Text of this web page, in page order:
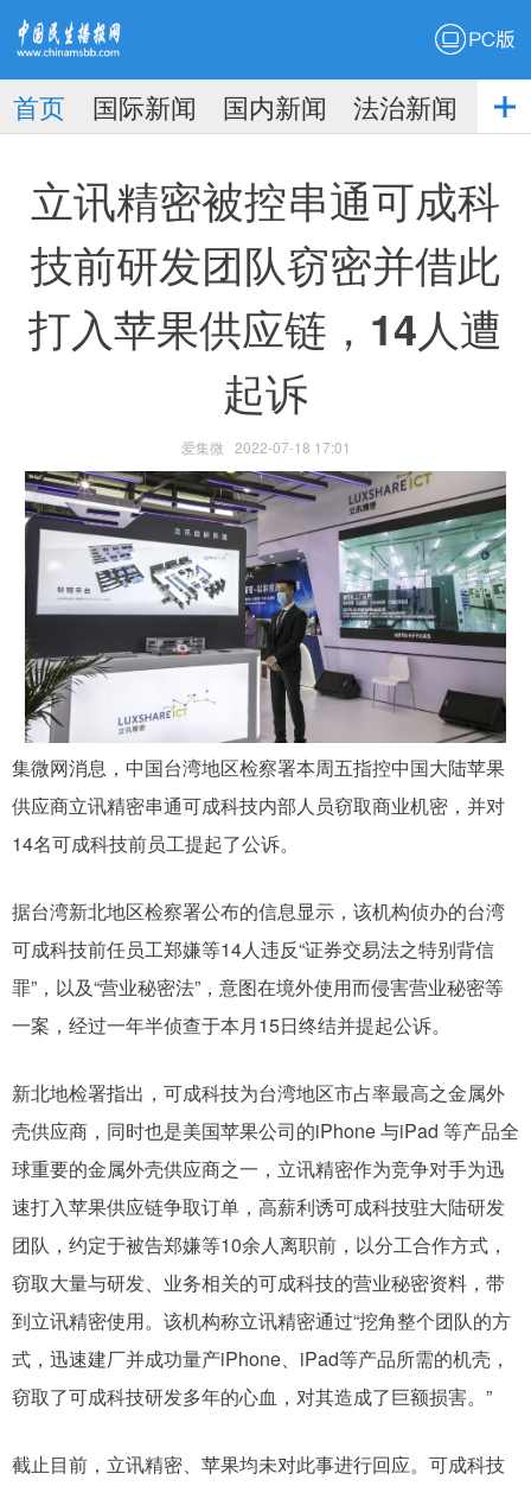
播
报
网
首页 国际新闻 国内新闻 法治新闻
社
立讯精密被控串通可成科
技前研发团队窃密并借此
打入苹果供应链，14人遭
起诉
爱集微 2022-07-18 17:01
集微网消息，中国台湾地区检察署本周五指控中国大陆苹果
供应商立讯精密串通可成科技内部人员窃取商业机密，并对
14名可成科技前员工提起了公诉。
据台湾新北地区检察署公布的信息显示，该机构侦办的台湾
可成科技前任员工郑嫌等14人违反“证券交易法之特别背信
罪”，以及“营业秘密法”，意图在境外使用而侵害营业秘密等
一案，经过一年半侦查于本月15日终结并提起公诉。
新北地检署指出，可成科技为台湾地区市占率最高之金属外
壳供应商，同时也是美国苹果公司的iPhone 与iPad 等产品全
球重要的金属外壳供应商之一，立讯精密作为竞争对手为迅
速打入苹果供应链争取订单，高薪利诱可成科技驻大陆研发
团队，约定于被告郑嫌等10余人离职前，以分工合作方式，
窃取大量与研发、业务相关的可成科技的营业秘密资料，带
到立讯精密使用。该机构称立讯精密通过“挖角整个团队的方
式，迅速建厂并成功量产iPhone、iPad等产品所需的机壳，
窃取了可成科技研发多年的心血，对其造成了巨额损害。”
截止目前，立讯精密、苹果均未对此事进行回应。可成科技